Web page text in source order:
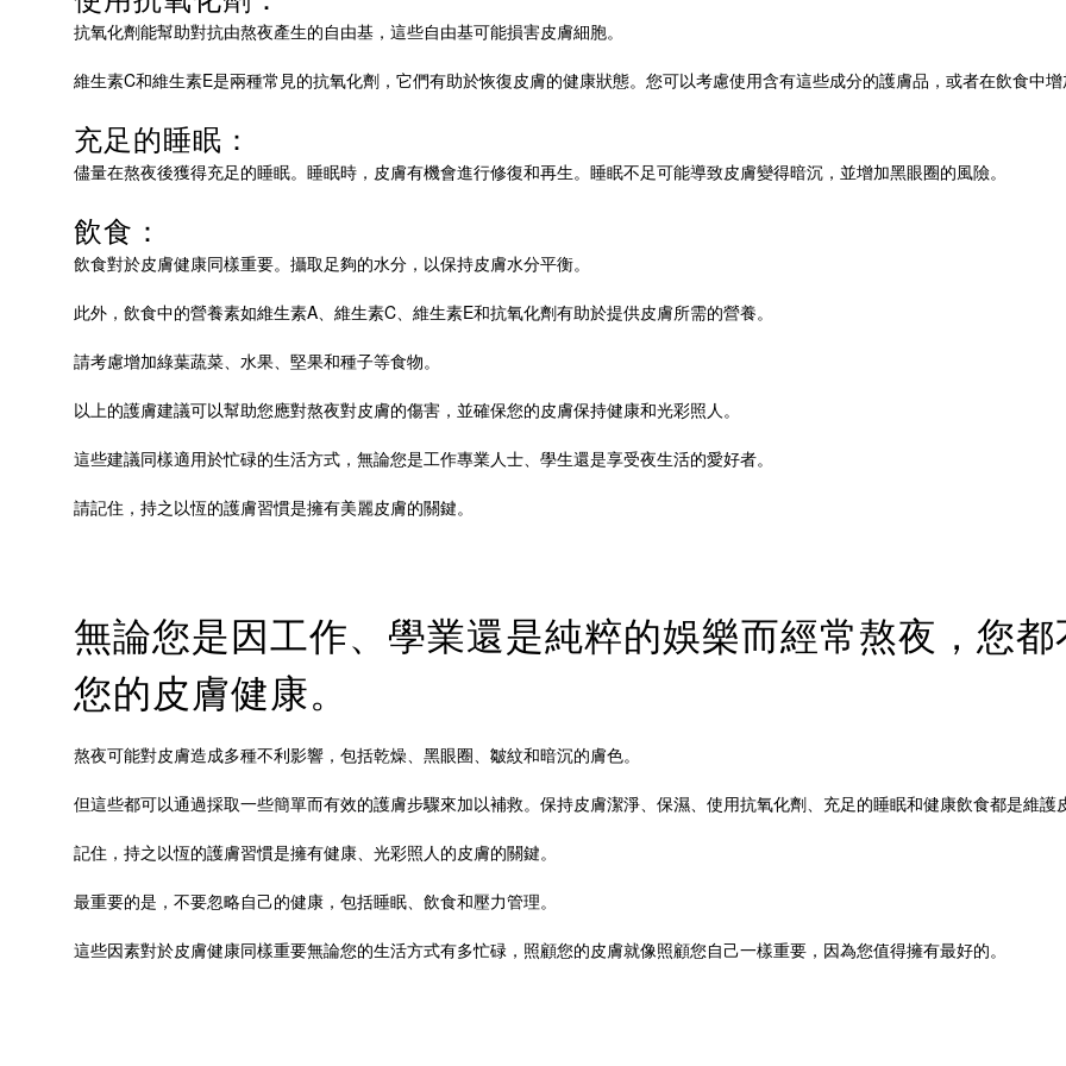
抗氧化劑能幫助對抗由熬夜產生的自由基，這些自由基可能損害皮膚細胞。
維生素C和維生素E是兩種常見的抗氧化劑，它們有助於恢復皮膚的健康狀態。您可以考慮使用含有這些成分的護膚品，或者在飲食中增
充足的睡眠：
儘量在熬夜後獲得充足的睡眠。睡眠時，皮膚有機會進行修復和再生。睡眠不足可能導致皮膚變得暗沉，並增加黑眼圈的風險。
飲食：
飲食對於皮膚健康同樣重要。攝取足夠的水分，以保持皮膚水分平衡。
此外，飲食中的營養素如維生素A、維生素C、維生素E和抗氧化劑有助於提供皮膚所需的營養。
請考慮增加綠葉蔬菜、水果、堅果和種子等食物。
以上的護膚建議可以幫助您應對熬夜對皮膚的傷害，並確保您的皮膚保持健康和光彩照人。
這些建議同樣適用於忙碌的生活方式，無論您是工作專業人士、學生還是享受夜生活的愛好者。
請記住，持之以恆的護膚習慣是擁有美麗皮膚的關鍵。
無論您是因工作、學業還是純粹的娛樂而經常熬夜，您
您的皮膚健康。
熬夜可能對皮膚造成多種不利影響，包括乾燥、黑眼圈、皺紋和暗沉的膚色。
但這些都可以通過採取一些簡單而有效的護膚步驟來加以補救。保持皮膚潔淨、保濕、使用抗氧化劑、充足的睡眠和健康飲食都是維護
記住，持之以恆的護膚習慣是擁有健康、光彩照人的皮膚的關鍵。
最重要的是，不要忽略自己的健康，包括睡眠、飲食和壓力管理。
這些因素對於皮膚健康同樣重要無論您的生活方式有多忙碌，照顧您的皮膚就像照顧您自己一樣重要，因為您值得擁有最好的。